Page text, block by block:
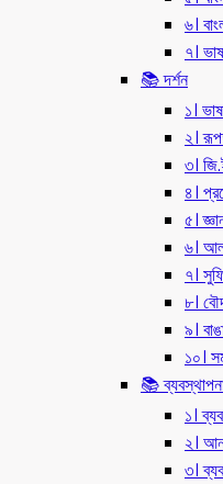
৬।
৭।
📚 দর্শন
১।
২।
৩।
৪।
৫।
৬।
৭।
৮।
৯।
১০।
📚
১।
২।
৩।